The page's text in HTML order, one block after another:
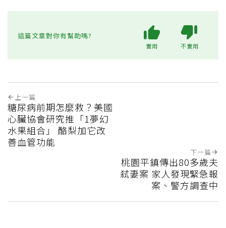
這篇文章對你有幫助嗎?
實用 不實用
上一篇
糖尿病前期怎麼救？美國
心臟協會研究推「1夢幻
水果組合」 酪梨加它改
善血管功能
下一篇
桃園平鎮傳出80多歲夫
弒妻案 家人發現緊急報
案、警方調查中